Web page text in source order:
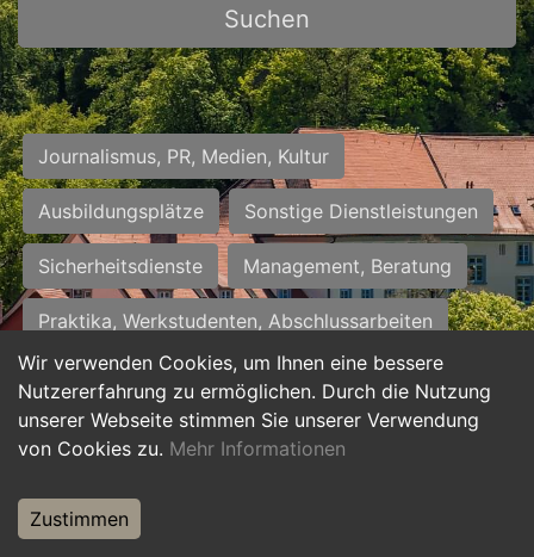
Wir verwenden Cookies, um Ihnen eine bessere
Nutzererfahrung zu ermöglichen. Durch die Nutzung
unserer Webseite stimmen Sie unserer Verwendung
von Cookies zu. Mehr Informationen
Zustimmen
Suchen
Journalismus, PR, Medien, Kultur
Ausbildungsplätze Sonstige Dienstleistungen
Sicherheitsdienste Management, Beratung
Praktika, Werkstudenten, Abschlussarbeiten
Personalwesen Assistenz, Sekretariat
Hilfskräfte, Aushilfs- und Nebenjobs
Weiterbildung, Studium, duale Ausbildung